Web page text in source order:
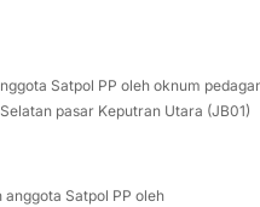
Satpol PP oleh oknum
pasar Keputran Utara (JB01)
Satpol PP oleh